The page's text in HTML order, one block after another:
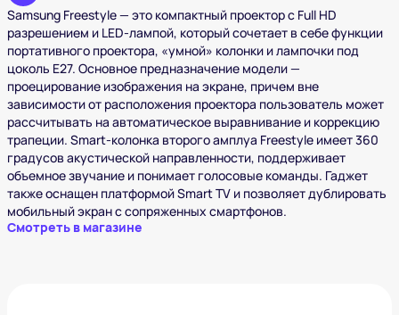
Samsung Freestyle — это компактный проектор с Full HD
разрешением и LED-лампой, который сочетает в себе функции
портативного проектора, «умной» колонки и лампочки под
цоколь E27. Основное предназначение модели —
проецирование изображения на экране, причем вне
зависимости от расположения проектора пользователь может
рассчитывать на автоматическое выравнивание и коррекцию
трапеции. Smart-колонка второго амплуа Freestyle имеет 360
градусов акустической направленности, поддерживает
объемное звучание и понимает голосовые команды. Гаджет
также оснащен платформой Smart TV и позволяет дублировать
мобильный экран с сопряженных смартфонов.
Смотреть в магазине